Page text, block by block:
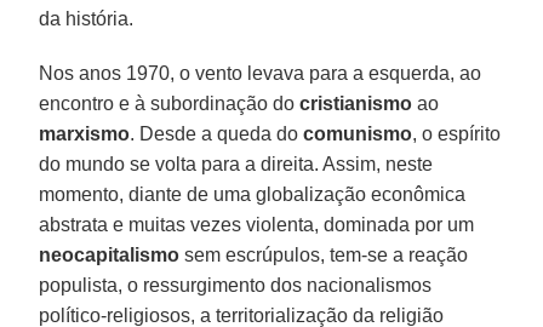
da história.
Nos anos 1970, o vento levava para a esquerda, ao
encontro e à subordinação docristianismo ao
marxismo. Desde a queda docomunismo, o espírito
do mundo se volta para a direita. Assim, neste
momento, diante de uma globalização econômica
abstrata e muitas vezes violenta, dominada por um
neocapitalismo sem escrúpulos, tem-se a reação
populista, o ressurgimento dos nacionalismos
político-religiosos, a territorialização da religião